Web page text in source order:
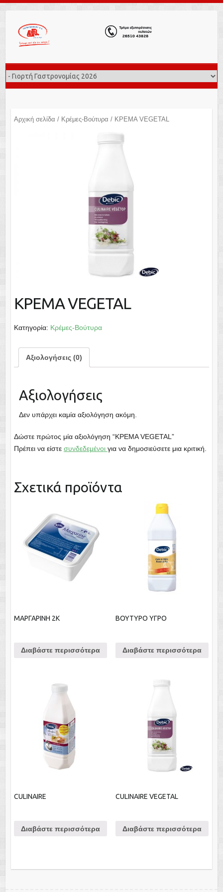
Αρχική σελίδα / Κρέμες-Βούτυρα / ΚΡΕΜΑ VEGETAL
ΚΡΕΜΑ VEGETAL
Κατηγορία: Κρέμες-Βούτυρα
Αξιολογήσεις (0)
Αξιολογήσεις
Δεν υπάρχει καμία αξιολόγηση ακόμη.
Δώστε πρώτος μία αξιολόγηση “ΚΡΕΜΑ VEGETAL”
Πρέπει να είστε συνδεδεμένοι για να δημοσιεύσετε μια κριτική.
Σχετικά προϊόντα
ΜΑΡΓΑΡΙΝΗ 2Κ
Διαβάστε περισσότερα
ΒΟΥΤΥΡΟ ΥΓΡΟ
Διαβάστε περισσότερα
CULINAIRE
Διαβάστε περισσότερα
CULINAIRE VEGETAL
Διαβάστε περισσότερα